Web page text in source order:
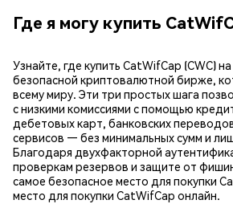
Где я могу купить
Узнайте, где купить CatWifCap (CWC)
безопасной криптовалютной бирже,
всему миру. Эти три простых шага
с низкими комиссиями с помощью
дебетовых карт, банковских
сервисов — без минимальных сумм и
Благодаря двухфакторной
проверкам резервов и защите от
самое безопасное место для покупки
место для покупки CatWifCap онлайн.